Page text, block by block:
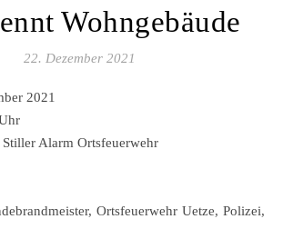
Wohngebäude
22. Dezember 2021
2021
Stiller Alarm Ortsfeuerwehr
Ortsfeuerwehr Uetze, Polizei,